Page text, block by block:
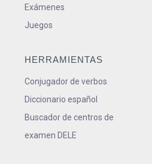
Exámenes
Juegos
HERRAMIENTAS
Conjugador de verbos
Diccionario español
Buscador de centros de
examen DELE